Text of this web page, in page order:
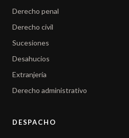
Derecho penal
Derecho civil
Sucesiones
Desahucios
Extranjería
Derecho administrativo
DESPACHO